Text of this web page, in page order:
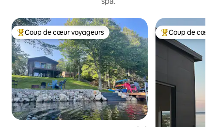
Coup de cœur voyageurs parmi les plus aimés
Coup de cœur voyageurs Coup de cœur
Coup de cœur